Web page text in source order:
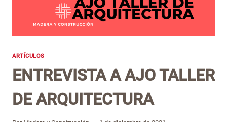
ARTÍCULOS
ENTREVISTA A AJO TALLER
DE ARQUITECTURA